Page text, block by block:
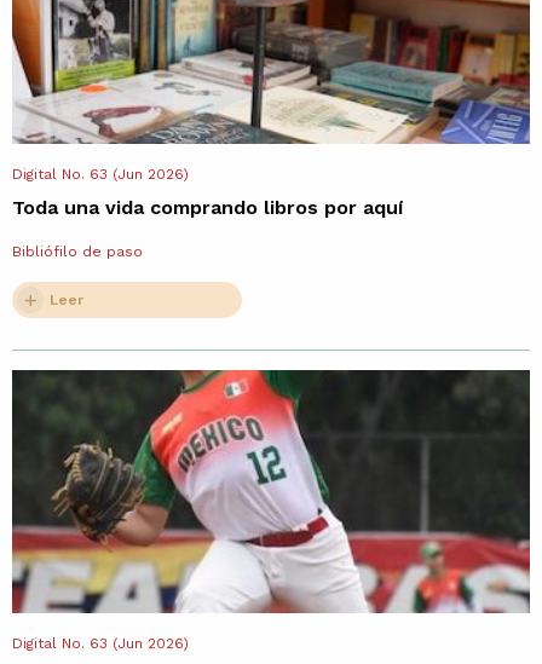
Digital No. 63 (Jun 2026)
Toda una vida comprando libros por aquí
Bibliófilo de paso
Leer
Digital No. 63 (Jun 2026)